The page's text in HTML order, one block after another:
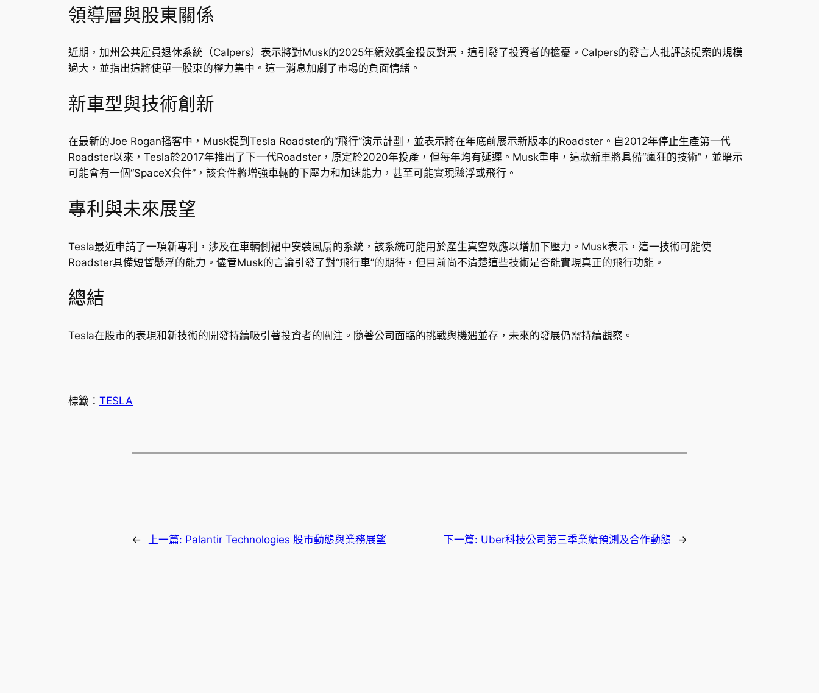
領導層與股東關係
近期，加州公共雇員退休系統（Calpers）表示將對Musk的2025年績效獎金投反對票，這引發了投資者的擔憂。Calpers的發言人批評該提案的規模
過大，並指出這將使單一股東的權力集中。這一消息加劇了市場的負面情緒。
新車型與技術創新
在最新的Joe Rogan播客中，Musk提到Tesla Roadster的“飛行”演示計劃，並表示將在年底前展示新版本的Roadster。自2012年停止生產第一代
Roadster以來，Tesla於2017年推出了下一代Roadster，原定於2020年投產，但每年均有延遲。Musk重申，這款新車將具備“瘋狂的技術”，並暗示
可能會有一個“SpaceX套件”，該套件將增強車輛的下壓力和加速能力，甚至可能實現懸浮或飛行。
專利與未來展望
Tesla最近申請了一項新專利，涉及在車輛側裙中安裝風扇的系統，該系統可能用於產生真空效應以增加下壓力。Musk表示，這一技術可能使
Roadster具備短暫懸浮的能力。儘管Musk的言論引發了對“飛行車”的期待，但目前尚不清楚這些技術是否能實現真正的飛行功能。
總結
Tesla在股市的表現和新技術的開發持續吸引著投資者的關注。隨著公司面臨的挑戰與機遇並存，未來的發展仍需持續觀察。
標籤： TESLA
← 上一篇: Palantir Technologies 股市動態與業務展望 下一篇: Uber科技公司第三季業績預測及合作動態 →